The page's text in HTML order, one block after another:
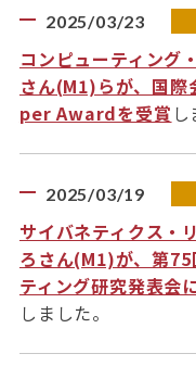
2025/03/23
コンピューティング
さん(M1)らが、国
per Awardを受賞 し
2025/03/19
サイバネティクス・
ろさん(M1)が、第
ティング研究発表会
しました。